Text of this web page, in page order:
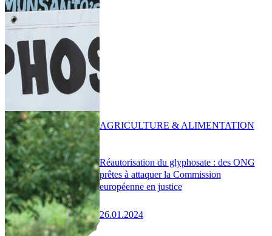
Réautorisation du glyphosate : des ONG
prêtes à attaquer la Commission
européenne en justice
26.01.2024
AGRICULTURE & ALIMENTATION